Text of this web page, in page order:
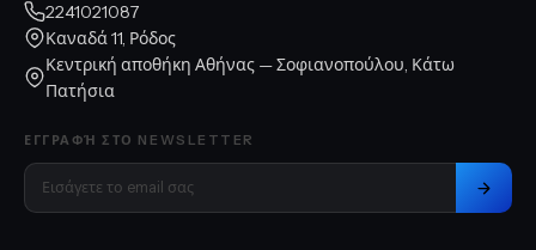
2241021087
Καναδά 11, Ρόδος
Κεντρική αποθήκη Αθήνας — Σοφιανοπούλου, Κάτω
Πατήσια
ΕΓΓΡΑΦΉ ΣΤΟ NEWSLETTER